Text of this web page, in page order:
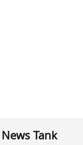
News Tank